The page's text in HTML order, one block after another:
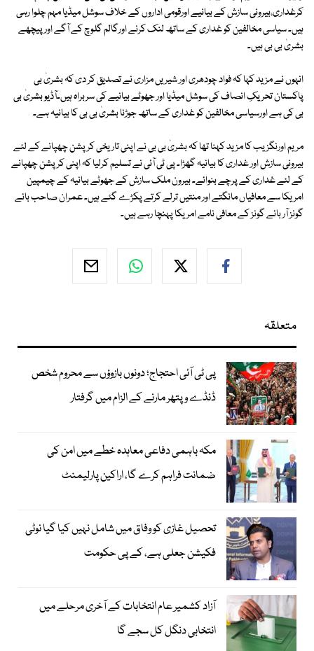
کرغداری،بیرونی سازش کے بیانیے اورقومی اداروں کے خلاف سوشل میڈیا مہم چلوا رہی
ہیں۔ سیاسی مخالفین کو غداری کے ساتھ لنک کرنے اورگالم گلوچ کے آگے اورپیچھے
بشریٰ بی بی ہیں۔
انہوں نے مزید کہا کہ فواد چودھری اور شیریں مزاری نے تصدیق کر دی کہ بشریٰ بی
پاکستان تحریکِ انصاف کی سوشل میڈیا اور جھوٹے بیانیے کی سربراہ ہیں۔آڈیو بشریٰ بی
بی کی ہے اورسیاسی مخالفین کو غداری کے ساتھ جوڑنا بشریٰ بی بی کا بیانیہ ہے۔
مریم اورنگزیب کا مزید کہنا تھا کہ بشریٰ بی بی نے اپنی تاریخی کرپشن چھپانے کے لئے
بیرونی سازش اور غداری کا بیانیہ گھڑا۔ پی ٹی آئی نے تسلیم کرلیا کہ اپنی کرپشن چھپانے
کے لئے غداری کے پرچے بنوائے۔ بیرون ملک سازش کے جھوٹے بیانیہ کے چیمپین
امریکا سے معافیاں مانگتے اور منتیں ترلے کرتے پکڑے گئے ہیں۔ عمران صاحب بائے
گونز آر بائے گونز کے معافی نامے امریکا پہنچا رہے ہیں۔
متعلقہ
پی ٹی آئی احتجاج؛ دونوں بازوؤں سے محروم شخص
ڈنڈے و پتھر مارنے کے الزام میں گرفتار
مکہ باہمی دفاعی معاہدہ خطے میں امن کی
ضمانت فراہم کرے گا، اراکین پارلیمنٹ
تحصیل غازی کو وفاق میں شامل نہیں کیا گیا نوٹی
فکیشن جعلی ہے، کے پی حکومت
آزاد کشمیر عام انتخابات کے آخری مرحلے میں
انتخابی دنگل کل سجے گا